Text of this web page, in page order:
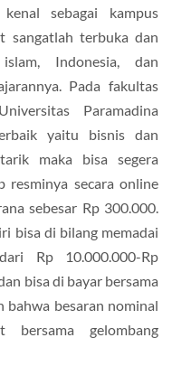
sebagai kampus
sangatlah terbuka dan
Indonesia, dan
Pada fakultas
Paramadina
yaitu bisnis dan
maka bisa segera
resminya secara online
sebesar Rp 300.000.
bisa di bilang memadai
Rp 10.000.000-Rp
bisa di bayar bersama
bahwa besaran nominal
gelombang